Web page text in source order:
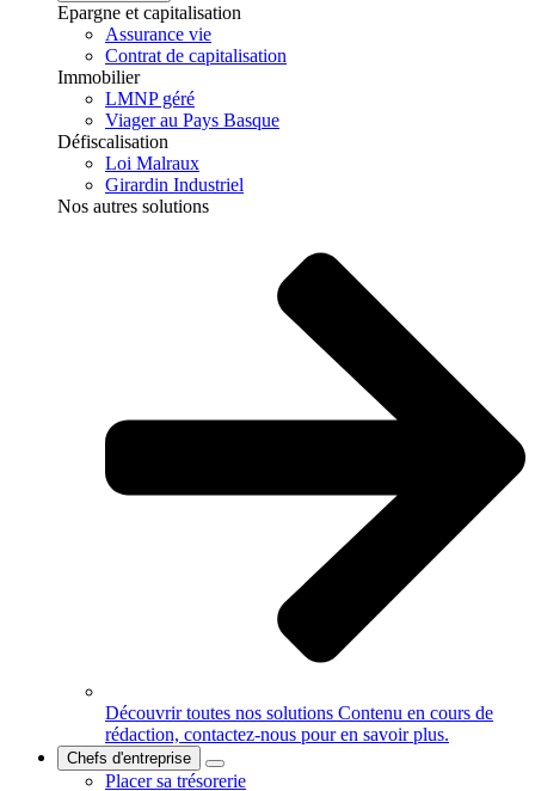
Epargne et capitalisation
Assurance vie
Contrat de capitalisation
Immobilier
LMNP géré
Viager au Pays Basque
Défiscalisation
Loi Malraux
Girardin Industriel
Nos autres solutions
Découvrir toutes nos solutions Contenu en cours de
rédaction, contactez-nous pour en savoir plus.
Chefs d'entreprise
Placer sa trésorerie